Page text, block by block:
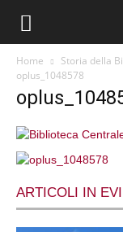
Home
Storia della
oplus_1048578
ARTICOLI IN